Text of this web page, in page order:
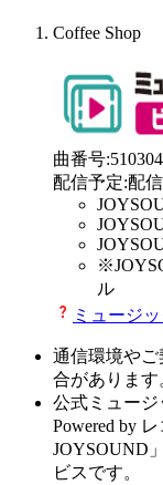
Coffee Shop
曲番号:510304
配信予定:配
※
ル
ミュージ
通信環境や
合があります
公式ミュー
Powered by
JOYSOUND
ビスです。